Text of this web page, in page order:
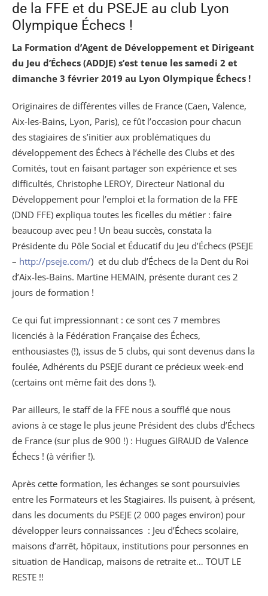
de la FFE et du PSEJE au club Lyon
Olympique Échecs !
La Formation d’Agent de Développement et Dirigeant
du Jeu d’Échecs (ADDJE) s’est tenue les samedi 2 et
dimanche 3 février 2019 au Lyon Olympique Échecs !
Originaires de différentes villes de France (Caen, Valence,
Aix-les-Bains, Lyon, Paris), ce fût l’occasion pour chacun
des stagiaires de s’initier aux problématiques du
développement des Échecs à l’échelle des Clubs et des
Comités, tout en faisant partager son expérience et ses
difficultés, Christophe LEROY, Directeur National du
Développement pour l’emploi et la formation de la FFE
(DND FFE) expliqua toutes les ficelles du métier : faire
beaucoup avec peu ! Un beau succès, constata la
Présidente du Pôle Social et Éducatif du Jeu d’Échecs (PSEJE
– http://pseje.com/) et du club d’Échecs de la Dent du Roi
d’Aix-les-Bains. Martine HEMAIN, présente durant ces 2
jours de formation !
Ce qui fut impressionnant : ce sont ces 7 membres
licenciés à la Fédération Française des Échecs,
enthousiastes (!), issus de 5 clubs, qui sont devenus dans la
foulée, Adhérents du PSEJE durant ce précieux week-end
(certains ont même fait des dons !).
Par ailleurs, le staff de la FFE nous a soufflé que nous
avions à ce stage le plus jeune Président des clubs d’Échecs
de France (sur plus de 900 !) : Hugues GIRAUD de Valence
Échecs ! (à vérifier !).
Après cette formation, les échanges se sont poursuivies
entre les Formateurs et les Stagiaires. Ils puisent, à présent,
dans les documents du PSEJE (2 000 pages environ) pour
développer leurs connaissances : Jeu d’Échecs scolaire,
maisons d’arrêt, hôpitaux, institutions pour personnes en
situation de Handicap, maisons de retraite et… TOUT LE
RESTE !!